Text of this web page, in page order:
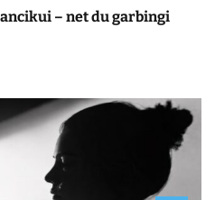
– net du garbingi